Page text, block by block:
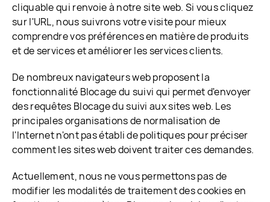
cliquable qui renvoie à notre site web. Si vous cliquez
sur l'URL, nous suivrons votre visite pour mieux
comprendre vos préférences en matière de produits
et de services et améliorer les services clients.
De nombreux navigateurs web proposent la
fonctionnalité Blocage du suivi qui permet d'envoyer
des requêtes Blocage du suivi aux sites web. Les
principales organisations de normalisation de
l'Internet n'ont pas établi de politiques pour préciser
comment les sites web doivent traiter ces demandes.
Actuellement, nous ne vous permettons pas de
modifier les modalités de traitement des cookies en